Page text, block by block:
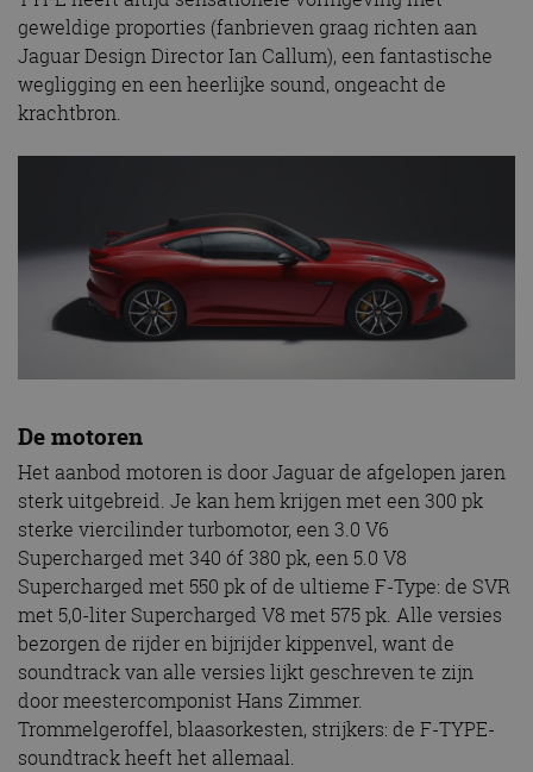
geweldige proporties (fanbrieven graag richten aan
Jaguar Design Director Ian Callum), een fantastische
wegligging en een heerlijke sound, ongeacht de
krachtbron.
De motoren
Het aanbod motoren is door Jaguar de afgelopen jaren
sterk uitgebreid. Je kan hem krijgen met een 300 pk
sterke viercilinder turbomotor, een 3.0 V6
Supercharged met 340 óf 380 pk, een 5.0 V8
Supercharged met 550 pk of de ultieme F-Type: de SVR
met 5,0-liter Supercharged V8 met 575 pk. Alle versies
bezorgen de rijder en bijrijder kippenvel, want de
soundtrack van alle versies lijkt geschreven te zijn
door meestercomponist Hans Zimmer.
Trommelgeroffel, blaasorkesten, strijkers: de F-TYPE-
soundtrack heeft het allemaal.